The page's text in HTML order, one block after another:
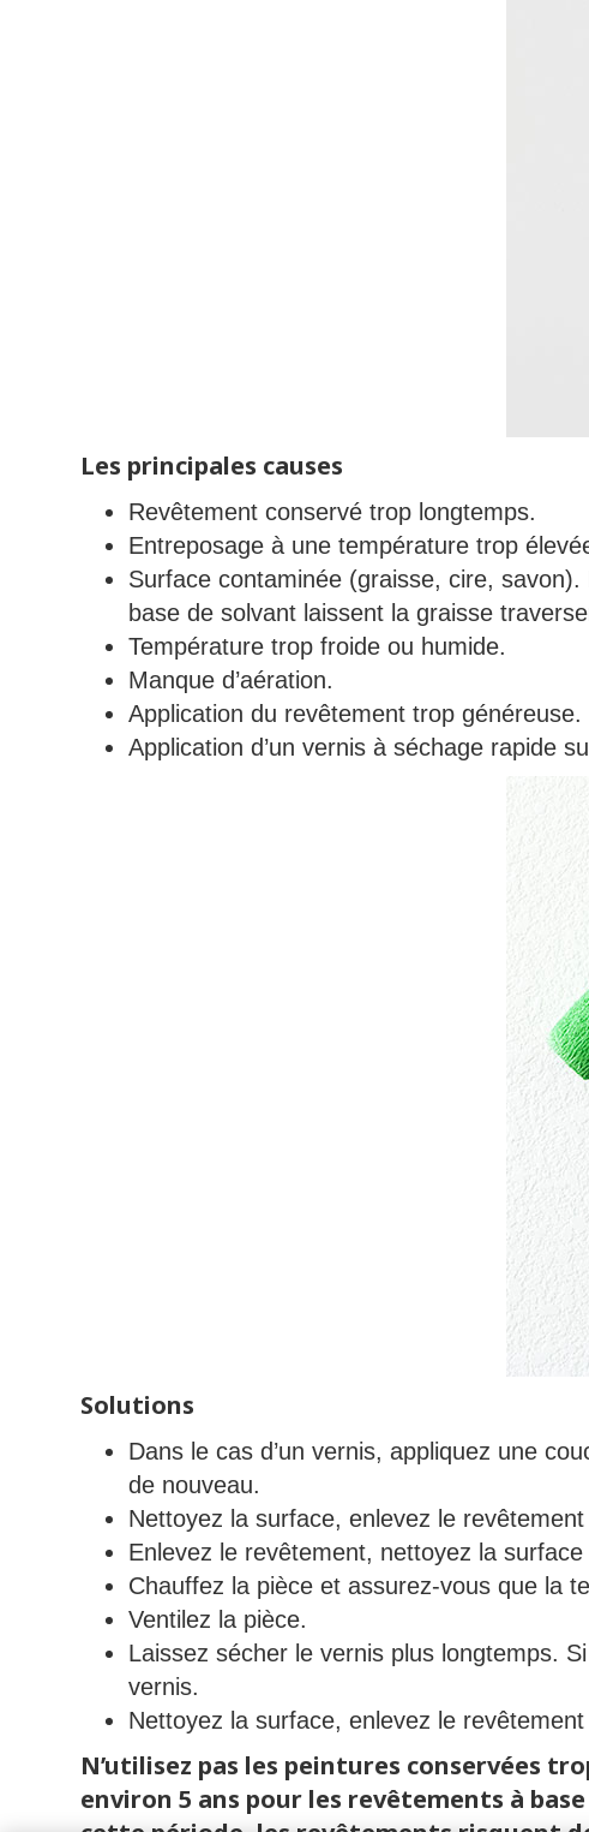
Les principales causes
Revêtement conservé trop longtemps.
Entreposage à une température trop
Surface contaminée (graisse, cire,
base de solvant laissent la graisse
Température trop froide ou humide.
Manque d’aération.
Application du revêtement trop généreuse.
Application d’un vernis à séchage rapide
Solutions
Dans le cas d’un vernis, appliquez une
de nouveau.
Nettoyez la surface, enlevez le
Enlevez le revêtement, nettoyez la
Chauffez la pièce et assurez-vous que la
Ventilez la pièce.
Laissez sécher le vernis plus longtemps.
vernis.
Nettoyez la surface, enlevez le
N’utilisez pas les peintures conservées
environ 5 ans pour les revêtements à